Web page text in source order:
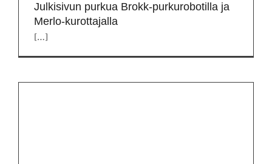
Julkisivun purkua Brokk-purkurobotilla ja
Merlo-kurottajalla
[…]